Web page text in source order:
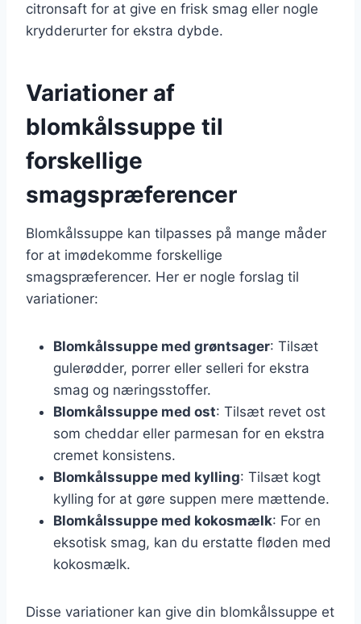
citronsaft for at give en frisk smag eller nogle
krydderurter for ekstra dybde.
Variationer af
blomkålssuppe til
forskellige
smagspræferencer
Blomkålssuppe kan tilpasses på mange måder
for at imødekomme forskellige
smagspræferencer. Her er nogle forslag til
variationer:
Blomkålssuppe med grøntsager: Tilsæt
gulerødder, porrer eller selleri for ekstra
smag og næringsstoffer.
Blomkålssuppe med ost: Tilsæt revet ost
som cheddar eller parmesan for en ekstra
cremet konsistens.
Blomkålssuppe med kylling: Tilsæt kogt
kylling for at gøre suppen mere mættende.
Blomkålssuppe med kokosmælk: For en
eksotisk smag, kan du erstatte fløden med
kokosmælk.
Disse variationer kan give din blomkålssuppe et